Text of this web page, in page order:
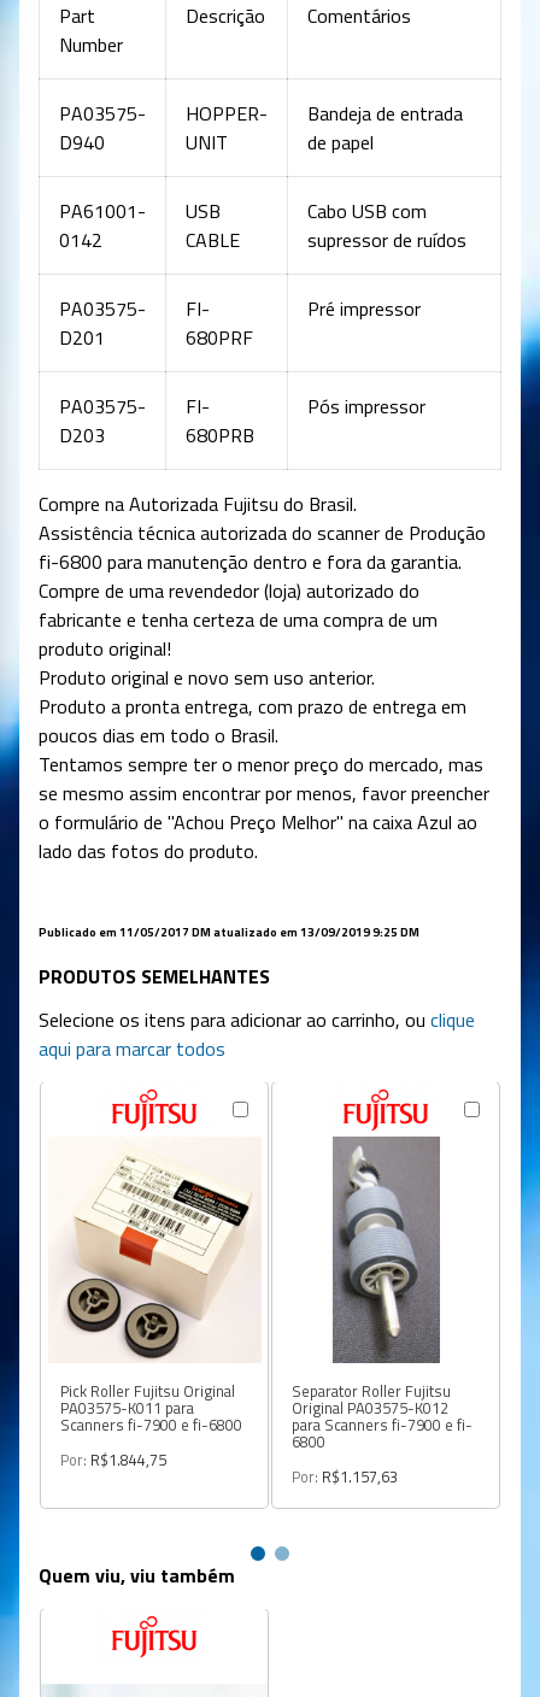
Part
Number
Descrição Comentários
PA03575-
D940
HOPPER-
UNIT
Bandeja de entrada
de papel
PA61001-
0142
USB
CABLE
Cabo USB com
supressor de ruídos
PA03575-
D201
FI-
680PRF
Pré impressor
PA03575-
D203
FI-
680PRB
Pós impressor
Compre na Autorizada Fujitsu do Brasil.
Assistência técnica autorizada do scanner de Produção
fi-6800 para manutenção dentro e fora da garantia.
Compre de uma revendedor (loja) autorizado do
fabricante e tenha certeza de uma compra de um
produto original!
Produto original e novo sem uso anterior.
Produto a pronta entrega, com prazo de entrega em
poucos dias em todo o Brasil.
Tentamos sempre ter o menor preço do mercado, mas
se mesmo assim encontrar por menos, favor preencher
o formulário de "Achou Preço Melhor" na caixa Azul ao
lado das fotos do produto.
Publicado em 11/05/2017 DM atualizado em 13/09/2019 9:25 DM
PRODUTOS SEMELHANTES
Selecione os itens para adicionar ao carrinho, ou clique
aqui para marcar todos
Pick Roller Fujitsu Original
PA03575-K011 para
Scanners fi-7900 e fi-6800
Por: R$1.844,75
Separator Roller Fujitsu
Original PA03575-K012
para Scanners fi-7900 e fi-
6800
Por: R$1.157,63
Quem viu, viu também